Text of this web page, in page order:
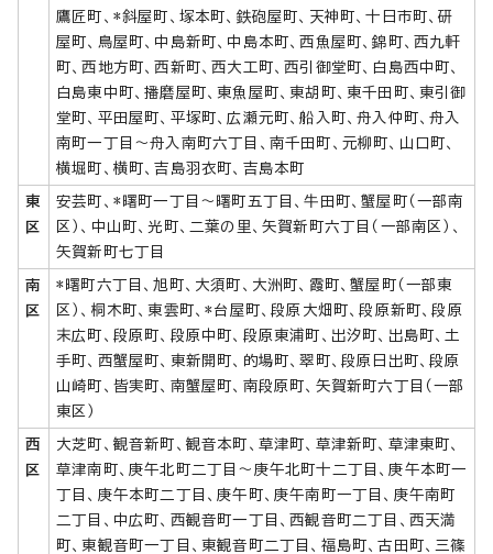
鷹匠町、*斜屋町、塚本町、鉄砲屋町、天神町、十日市町、研
屋町、鳥屋町、中島新町、中島本町、西魚屋町、錦町、西九軒
町、西地方町、西新町、西大工町、西引御堂町、白島西中町、
白島東中町、播磨屋町、東魚屋町、東胡町、東千田町、東引御
堂町、平田屋町、平塚町、広瀬元町、船入町、舟入仲町、舟入
南町一丁目～舟入南町六丁目、南千田町、元柳町、山口町、
横堀町、横町、吉島羽衣町、吉島本町
東
区
安芸町、*曙町一丁目～曙町五丁目、牛田町、蟹屋町（一部南
区）、中山町、光町、二葉の里、矢賀新町六丁目（一部南区）、
矢賀新町七丁目
南
区
*曙町六丁目、旭町、大須町、大洲町、霞町、蟹屋町（一部東
区）、桐木町、東雲町、*台屋町、段原大畑町、段原新町、段原
末広町、段原町、段原中町、段原東浦町、出汐町、出島町、土
手町、西蟹屋町、東新開町、的場町、翠町、段原日出町、段原
山崎町、皆実町、南蟹屋町、南段原町、矢賀新町六丁目（一部
東区）
西
区
大芝町、観音新町、観音本町、草津町、草津新町、草津東町、
草津南町、庚午北町二丁目～庚午北町十二丁目、庚午本町一
丁目、庚午本町二丁目、庚午町、庚午南町一丁目、庚午南町
二丁目、中広町、西観音町一丁目、西観音町二丁目、西天満
町、東観音町一丁目、東観音町二丁目、福島町、古田町、三篠